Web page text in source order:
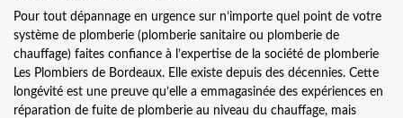
Pour tout dépannage en urgence sur n’importe quel point de votre
système de plomberie (plomberie sanitaire ou plomberie de
chauffage) faites confiance à l’expertise de la société de plomberie
Les Plombiers de Bordeaux. Elle existe depuis des décennies. Cette
longévité est une preuve qu’elle a emmagasinée des expériences en
réparation de fuite de plomberie au niveau du chauffage, mais